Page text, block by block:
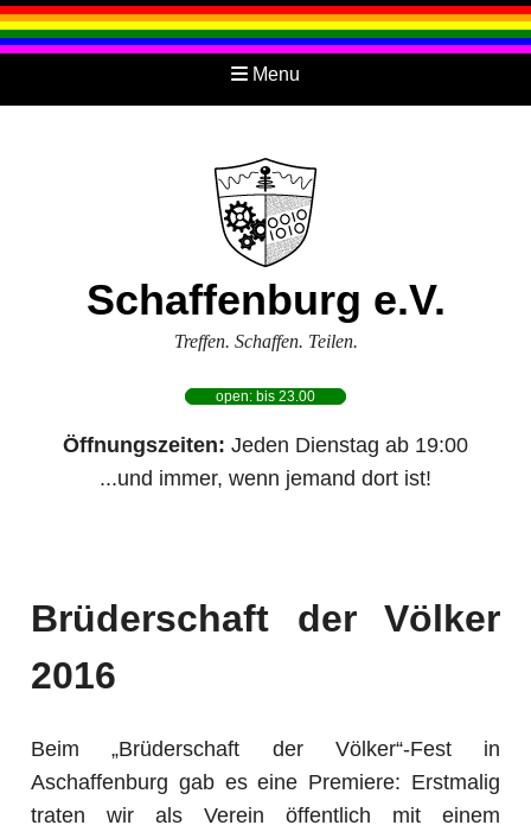
Menu
Schaffenburg e.V.
Treffen. Schaffen. Teilen.
open: bis 23.00
Öffnungszeiten: Jeden Dienstag ab 19:00
...und immer, wenn jemand dort ist!
Brüderschaft der Völker
2016
Beim „Brüderschaft der Völker“-Fest in
Aschaffenburg gab es eine Premiere: Erstmalig
traten wir als Verein öffentlich mit einem